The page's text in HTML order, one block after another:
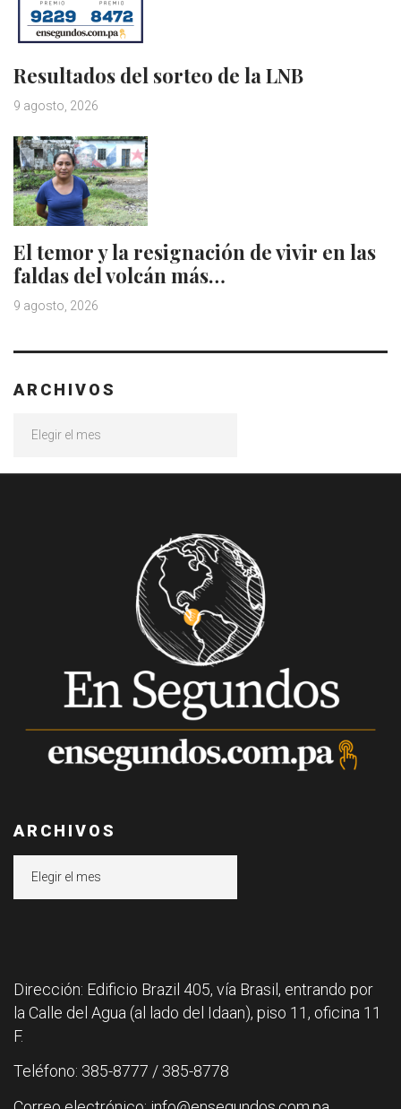
Resultados del sorteo de la LNB
9 agosto, 2026
El temor y la resignación de vivir en las
faldas del volcán más…
9 agosto, 2026
ARCHIVOS
ARCHIVOS
Dirección: Edificio Brazil 405, vía Brasil, entrando por
la Calle del Agua (al lado del Idaan), piso 11, oficina 11
F.
Teléfono: 385-8777 / 385-8778